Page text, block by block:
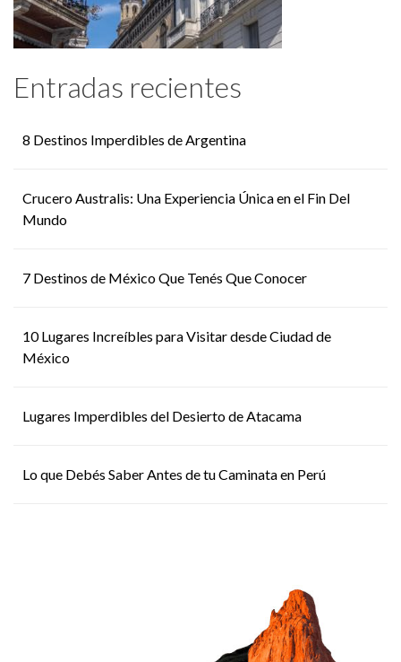
Entradas recientes
8 Destinos Imperdibles de Argentina
Crucero Australis: Una Experiencia Única en el Fin Del
Mundo
7 Destinos de México Que Tenés Que Conocer
10 Lugares Increíbles para Visitar desde Ciudad de
México
Lugares Imperdibles del Desierto de Atacama
Lo que Debés Saber Antes de tu Caminata en Perú